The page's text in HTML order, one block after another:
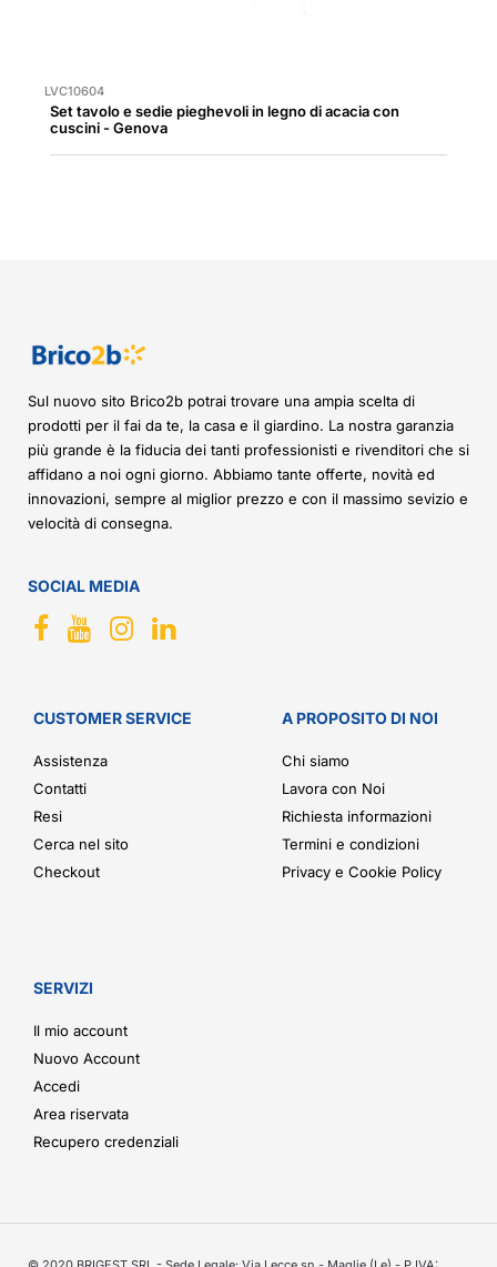
LVC10604
Set tavolo e sedie pieghevoli in legno di acacia con
cuscini - Genova
Sul nuovo sito Brico2b potrai trovare una ampia scelta di
prodotti per il fai da te, la casa e il giardino. La nostra garanzia
più grande è la fiducia dei tanti professionisti e rivenditori che si
affidano a noi ogni giorno. Abbiamo tante offerte, novità ed
innovazioni, sempre al miglior prezzo e con il massimo sevizio e
velocità di consegna.
SOCIAL MEDIA
CUSTOMER SERVICE
Assistenza
Contatti
Resi
Cerca nel sito
Checkout
A PROPOSITO DI NOI
Chi siamo
Lavora con Noi
Richiesta informazioni
Termini e condizioni
Privacy e Cookie Policy
SERVIZI
Il mio account
Nuovo Account
Accedi
Area riservata
Recupero credenziali